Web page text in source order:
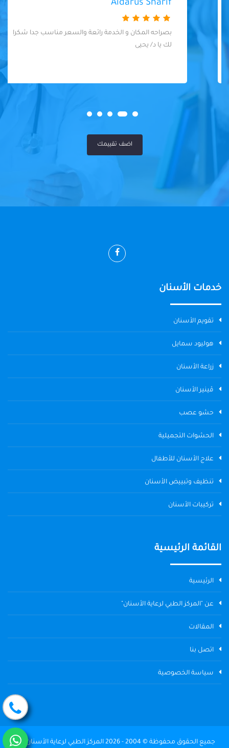
Aidarus Sharif
بصراحه المكان و الخدمة رائعة والسعر مناسب جدا شكرا
لك يا د/ يحيى
اضف تقييمك
خدمات الأسنان
تقويم الأسنان
هوليود سمايل
زراعة الأسنان
ڤينير الأسنان
حشو عصب
الحشوات التجميلية
علاج الأسنان للأطفال
تنظيف وتبييض الأسنان
تركيبات الأسنان
القائمة الرئيسية
الرئيسية
عن "المركز الطبي لرعاية الأسنان"
المقالات
اتصل بنا
سياسة الخصوصية
جميع الحقوق محفوظة © 2004 - 2026 المركز الطبي لرعاية الأسنان The